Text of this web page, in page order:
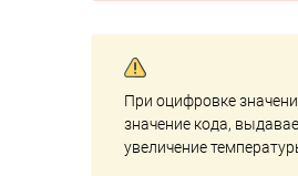
При оцифровке
значение кода,
увеличение